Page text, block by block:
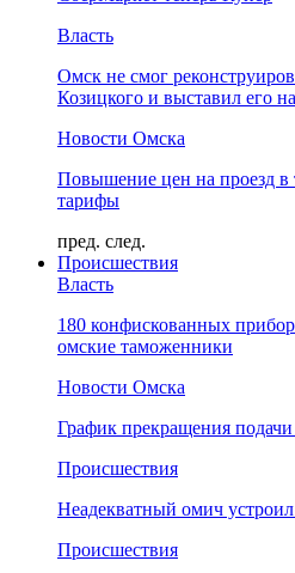
Власть
Омск не смог
Козицкого и выставил его
Новости Омска
Повышение цен на проезд в
тарифы
пред. след.
Происшествия
Власть
180 конфискованных
омские таможенники
Новости Омска
График прекращения
Происшествия
Неадекватный омич
Происшествия